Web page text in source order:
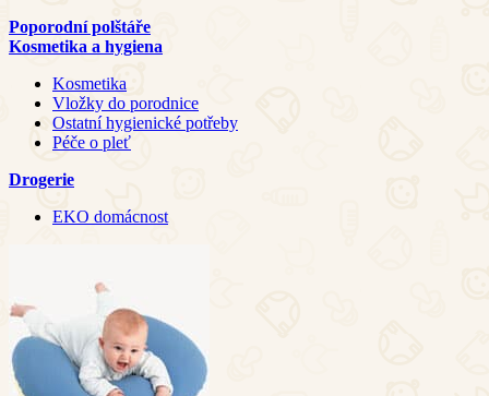
Poporodní polštáře
Kosmetika a hygiena
Kosmetika
Vložky do porodnice
Ostatní hygienické potřeby
Péče o pleť
Drogerie
EKO domácnost